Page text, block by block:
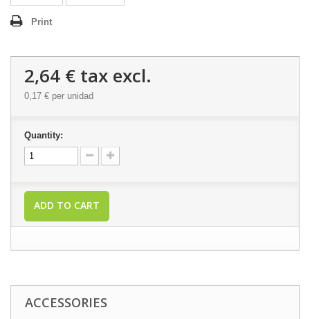
Print
2,64 € tax excl.
0,17 € per unidad
Quantity:
ADD TO CART
ACCESSORIES